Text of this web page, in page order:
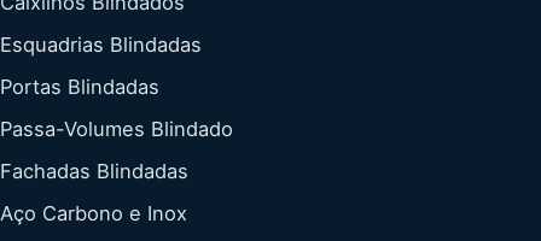
Esquadrias Blindadas
Portas Blindadas
Passa-Volumes Blindado
Fachadas Blindadas
Aço Carbono e Inox